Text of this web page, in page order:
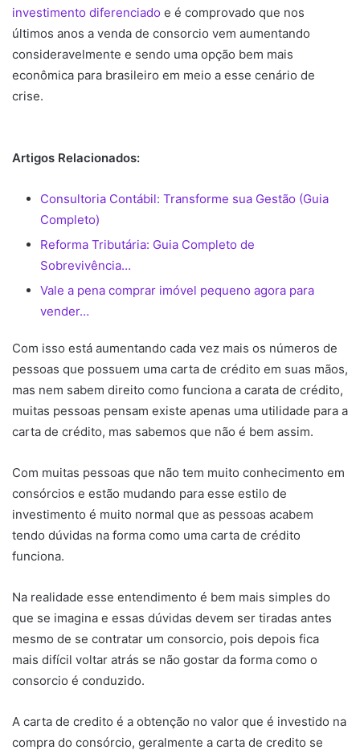
investimento diferenciado e é comprovado que nos
últimos anos a venda de consorcio vem aumentando
consideravelmente e sendo uma opção bem mais
econômica para brasileiro em meio a esse cenário de
crise.
Artigos Relacionados:
Consultoria Contábil: Transforme sua Gestão (Guia
Completo)
Reforma Tributária: Guia Completo de
Sobrevivência…
Vale a pena comprar imóvel pequeno agora para
vender…
Com isso está aumentando cada vez mais os números de
pessoas que possuem uma carta de crédito em suas mãos,
mas nem sabem direito como funciona a carata de crédito,
muitas pessoas pensam existe apenas uma utilidade para a
carta de crédito, mas sabemos que não é bem assim.
Com muitas pessoas que não tem muito conhecimento em
consórcios e estão mudando para esse estilo de
investimento é muito normal que as pessoas acabem
tendo dúvidas na forma como uma carta de crédito
funciona.
Na realidade esse entendimento é bem mais simples do
que se imagina e essas dúvidas devem ser tiradas antes
mesmo de se contratar um consorcio, pois depois fica
mais difícil voltar atrás se não gostar da forma como o
consorcio é conduzido.
A carta de credito é a obtenção no valor que é investido na
compra do consórcio, geralmente a carta de credito se